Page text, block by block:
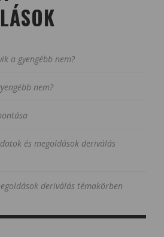
a gyengébb nem?
nem?
és megoldások deriválás
deriválás témakörben